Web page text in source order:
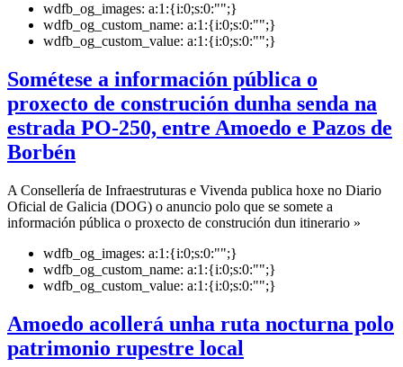
wdfb_og_images: a:1:{i:0;s:0:"";}
wdfb_og_custom_name: a:1:{i:0;s:0:"";}
wdfb_og_custom_value: a:1:{i:0;s:0:"";}
Sométese a información pública o
proxecto de construción dunha senda na
estrada PO-250, entre Amoedo e Pazos de
Borbén
A Consellería de Infraestruturas e Vivenda publica hoxe no Diario
Oficial de Galicia (DOG) o anuncio polo que se somete a
información pública o proxecto de construción dun itinerario »
wdfb_og_images: a:1:{i:0;s:0:"";}
wdfb_og_custom_name: a:1:{i:0;s:0:"";}
wdfb_og_custom_value: a:1:{i:0;s:0:"";}
Amoedo acollerá unha ruta nocturna polo
patrimonio rupestre local